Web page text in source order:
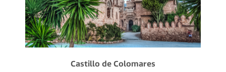
Castillo de Colomares